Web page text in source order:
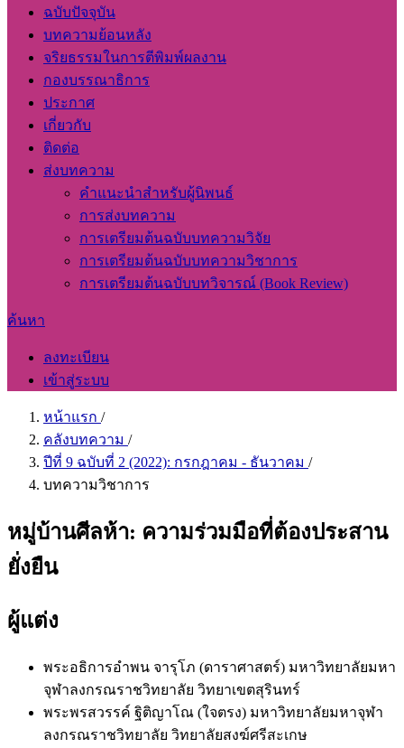
ฉบับปัจจุบัน
บทความย้อนหลัง
จริยธรรมในการตีพิมพ์ผลงาน
กองบรรณาธิการ
ประกาศ
เกี่ยวกับ
ติดต่อ
ส่งบทความ
คำแนะนำสำหรับผู้นิพนธ์
การส่งบทความ
การเตรียมต้นฉบับบทความวิจัย
การเตรียมต้นฉบับบทความวิชาการ
การเตรียมต้นฉบับบทวิจารณ์ (Book Review)
ค้นหา
ลงทะเบียน
เข้าสู่ระบบ
หน้าแรก /
คลังบทความ /
ปีที่ 9 ฉบับที่ 2 (2022): กรกฎาคม - ธันวาคม /
บทความวิชาการ
หมู่บ้านศีลห้า: ความร่วมมือที่ต้องประสาน
ยั่งยืน
ผู้แต่ง
พระอธิการอำพน จารุโภ (ดาราศาสตร์) มหาวิทยาลัยมหา
จุฬาลงกรณราชวิทยาลัย วิทยาเขตสุรินทร์
พระพรสวรรค์ ฐิติญาโณ (ใจตรง) มหาวิทยาลัยมหาจุฬา
ลงกรณราชวิทยาลัย วิทยาลัยสงฆ์ศรีสะเกษ